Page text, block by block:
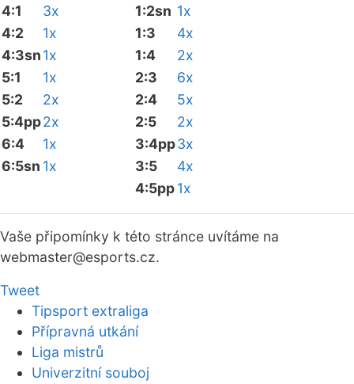
4:1
3x
4:2
1x
4:3sn1x
5:1
1x
5:2
2x
5:4pp2x
6:4
1x
6:5sn 1x
1:2sn 1x
1:3
4x
1:4
2x
2:3
6x
2:4
5x
2:5
2x
3:4pp3x
3:5
4x
4:5pp1x
Vaše připomínky k této stránce uvítáme na
webmaster@esports.cz.
Tweet
Tipsport extraliga
Přípravná utkání
Liga mistrů
Univerzitní souboj